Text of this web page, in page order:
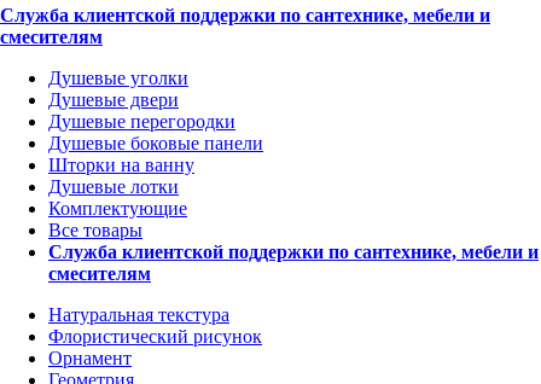
Служба клиентской поддержки по сантехнике, мебели и
смесителям
Душевые уголки
Душевые двери
Душевые перегородки
Душевые боковые панели
Шторки на ванну
Душевые лотки
Комплектующие
Все товары
Служба клиентской поддержки по сантехнике, мебели и
смесителям
Натуральная текстура
Флористический рисунок
Орнамент
Геометрия